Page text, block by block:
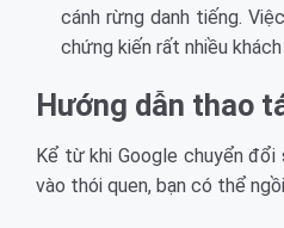
cánh rừng danh tiếng.
chứng kiến rất nhiều
Hướng dẫn thao
Kể từ khi Google chuyển
vào thói quen, bạn có thể